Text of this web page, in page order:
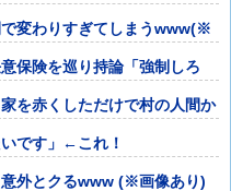
で変わりすぎてしまうwww(※
保険を巡り持論「強制しろ
を赤くしただけで村の人間か
です」←これ！
意外とクるwww (※画像あり)